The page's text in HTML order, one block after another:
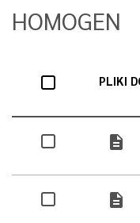
HOMOGEN
PLIKI
description
description